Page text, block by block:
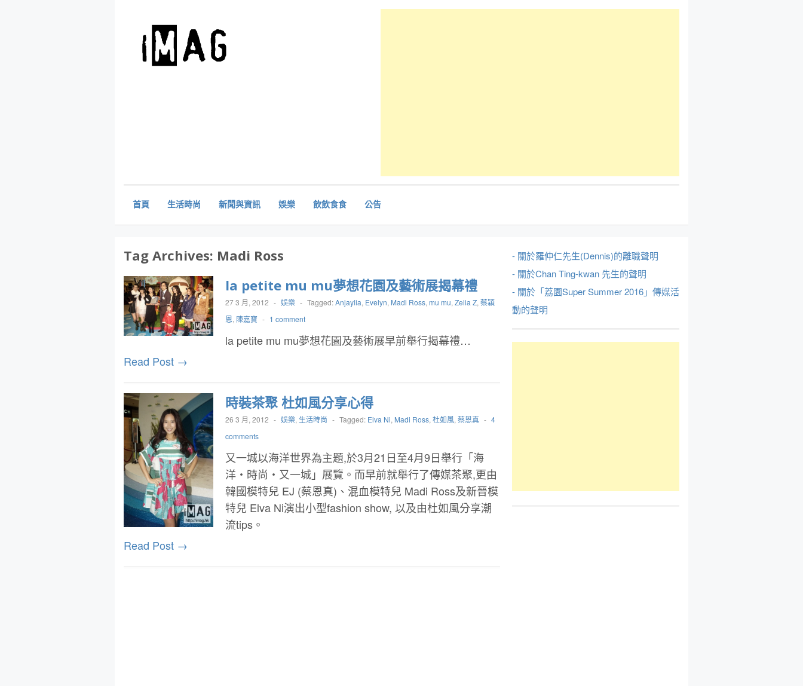
首頁 生活時尚 新聞與資訊 娛樂 飲飲食食 公告
Tag Archives: Madi Ross
la petite mu mu夢想花園及藝術展揭幕禮
27 3 月, 2012 - 娛樂 - Tagged:Anjaylia, Evelyn, Madi Ross, mu mu, Zelia Z, 蔡穎
恩, 陳嘉寶 - 1 comment
la petite mu mu夢想花園及藝術展早前舉行揭幕禮…
Read Post →
時裝茶聚 杜如風分享心得
26 3 月, 2012 - 娛樂, 生活時尚 - Tagged: Elva Ni, Madi Ross, 杜如風, 蔡恩真 - 4
comments
又一城以海洋世界為主題,於3月21日至4月9日舉行「海
洋‧時尚‧又一城」展覽。而早前就舉行了傳媒茶聚,更由
韓國模特兒 EJ (蔡恩真)、混血模特兒 Madi Ross及新晉模
特兒 Elva Ni演出小型fashion show, 以及由杜如風分享潮
流tips。
Read Post →
- 關於羅仲仁先生(Dennis)的離職聲明
- 關於Chan Ting-kwan 先生的聲明
- 關於「荔園Super Summer 2016」傳媒活
動的聲明